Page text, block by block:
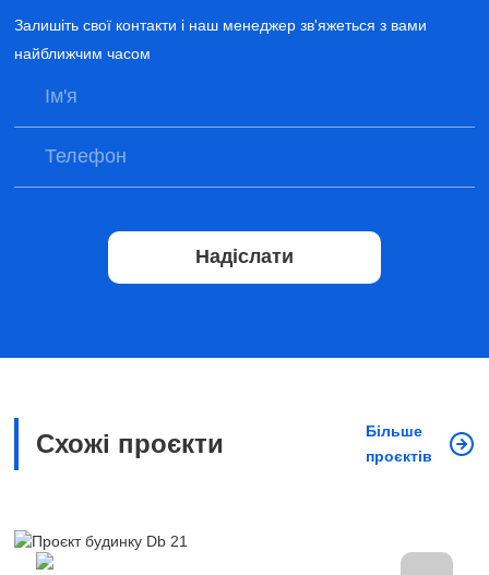
Залишіть свої контакти і наш менеджер зв'яжеться з вами
найближчим часом
Надіслати
Схожі проєкти
Більше
проєктів